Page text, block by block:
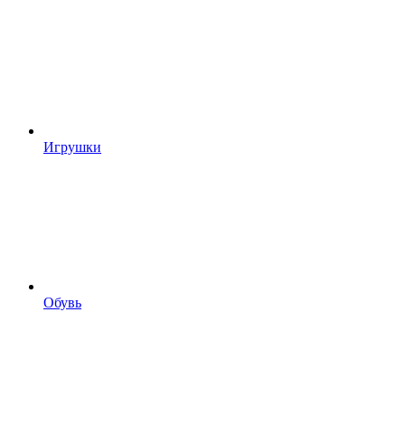
Игрушки
Обувь